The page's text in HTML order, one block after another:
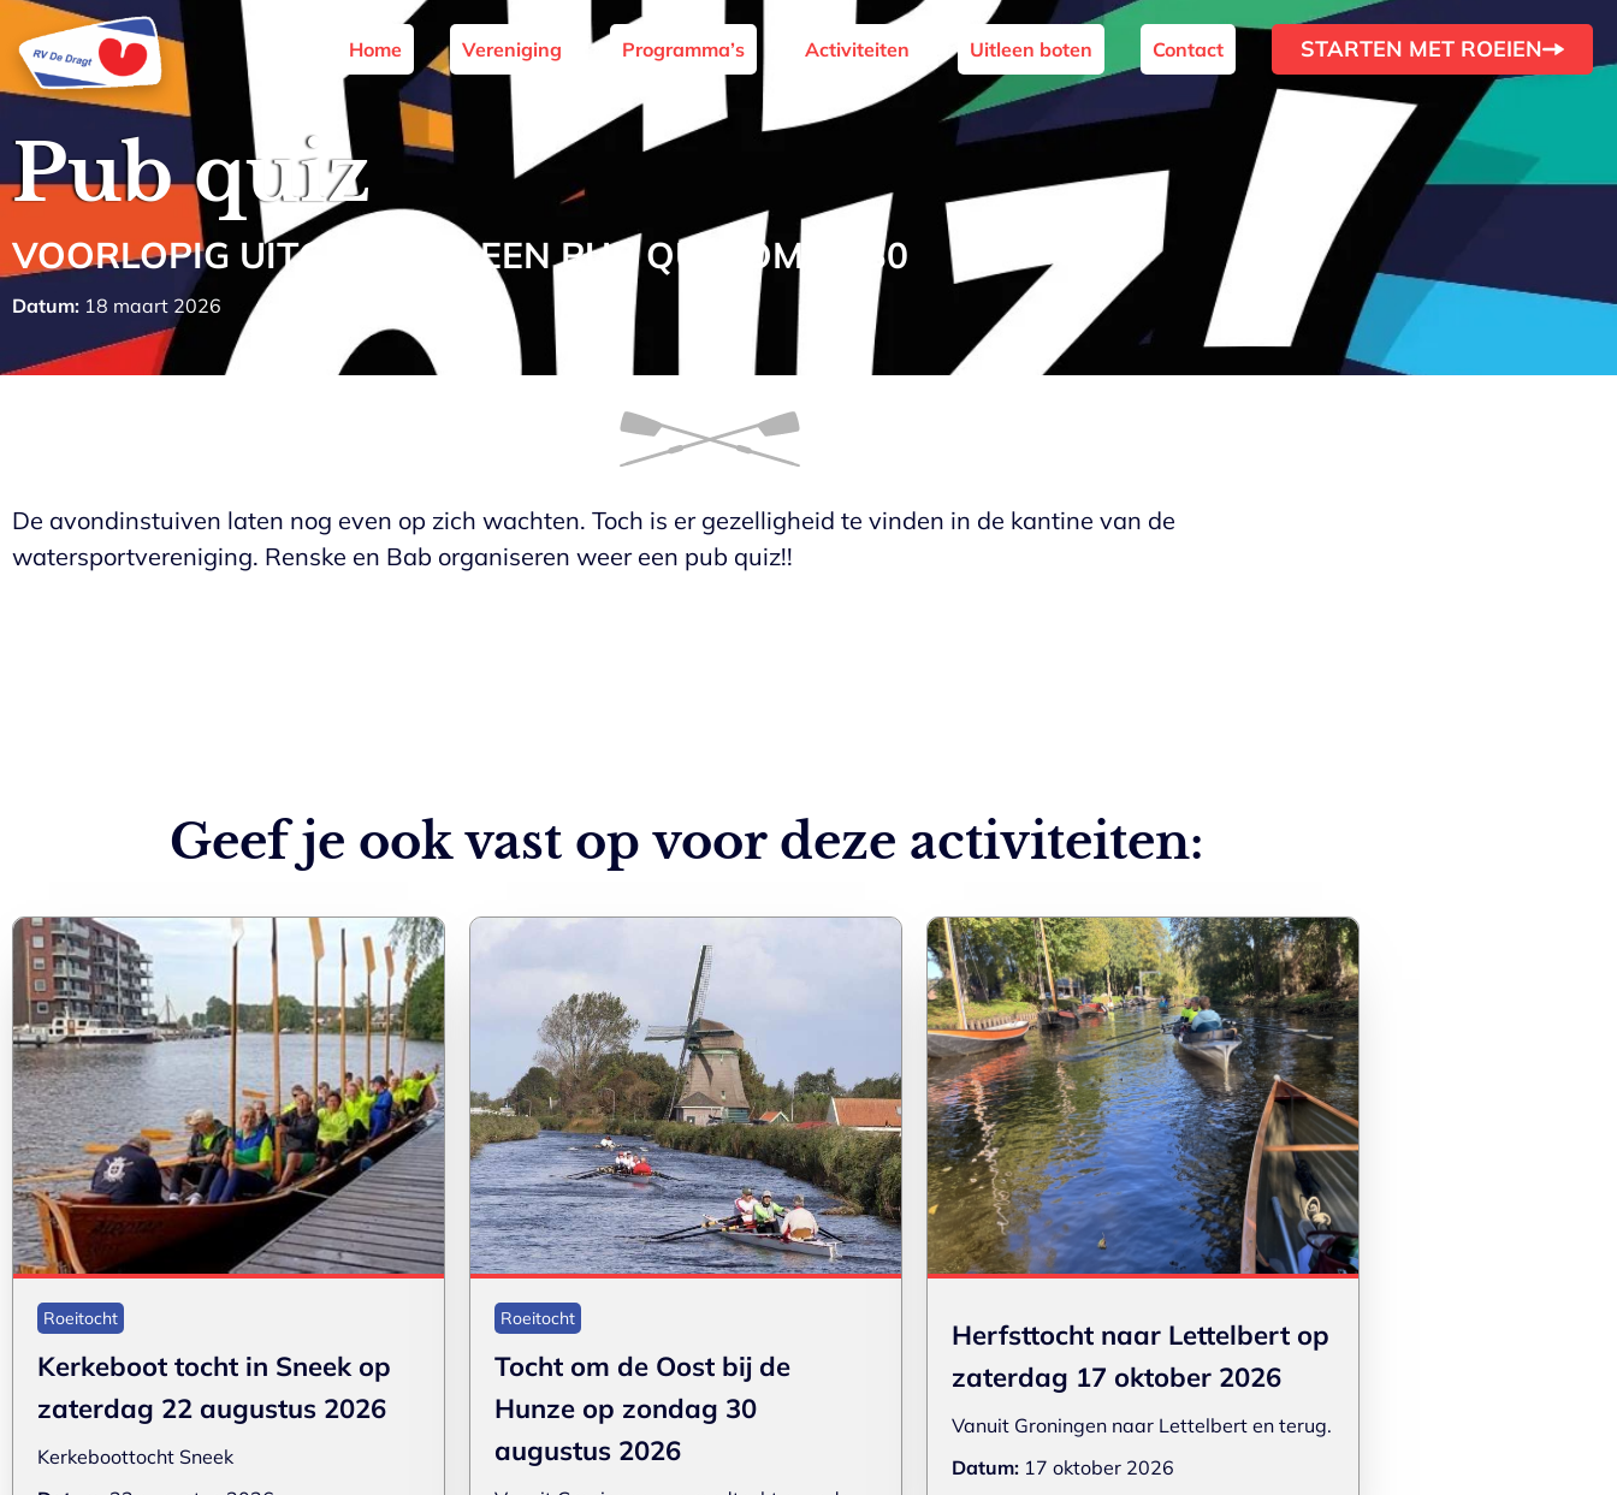
Home Vereniging Programma’s Activiteiten Uitleen boten Contact STARTEN MET ROEIEN
Pub quiz
VOORLOPIG UITGESTELD! EEN PUB QUIZ OM 19.30
Datum: 18 maart 2026
De avondinstuiven laten nog even op zich wachten. Toch is er gezelligheid te vinden in de kantine van de
watersportvereniging. Renske en Bab organiseren weer een pub quiz!!
Geef je ook vast op voor deze activiteiten:
Roeitocht
Kerkeboot tocht in Sneek op
zaterdag 22 augustus 2026
Kerkeboottocht Sneek
Roeitocht
Tocht om de Oost bij de
Hunze op zondag 30
augustus 2026
Herfsttocht naar Lettelbert op
zaterdag 17 oktober 2026
Vanuit Groningen naar Lettelbert en terug.
Datum:17 oktober 2026